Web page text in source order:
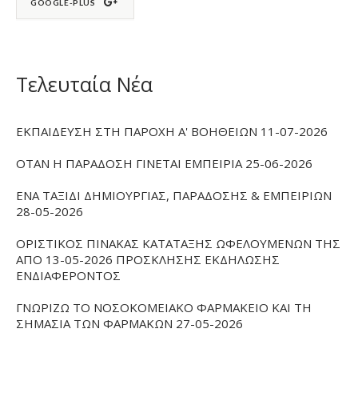
GOOGLE-PLUS
Τελευταία Νέα
ΕΚΠΑΙΔΕΥΣΗ ΣΤΗ ΠΑΡΟΧΗ Α' ΒΟΗΘΕΙΩΝ 11-07-2026
ΟΤΑΝ Η ΠΑΡΑΔΟΣΗ ΓΙΝΕΤΑΙ ΕΜΠΕΙΡΙΑ 25-06-2026
ΕΝΑ ΤΑΞΙΔΙ ΔΗΜΙΟΥΡΓΙΑΣ, ΠΑΡΑΔΟΣΗΣ & ΕΜΠΕΙΡΙΩΝ
28-05-2026
ΟΡΙΣΤΙΚΟΣ ΠΙΝΑΚΑΣ ΚΑΤΑΤΑΞΗΣ ΩΦΕΛΟΥΜΕΝΩΝ ΤΗΣ
ΑΠΟ 13-05-2026 ΠΡΟΣΚΛΗΣΗΣ ΕΚΔΗΛΩΣΗΣ
ΕΝΔΙΑΦΕΡΟΝΤΟΣ
ΓΝΩΡΙΖΩ ΤΟ ΝΟΣΟΚΟΜΕΙΑΚΟ ΦΑΡΜΑΚΕΙΟ ΚΑΙ ΤΗ
ΣΗΜΑΣΙΑ ΤΩΝ ΦΑΡΜΑΚΩΝ 27-05-2026